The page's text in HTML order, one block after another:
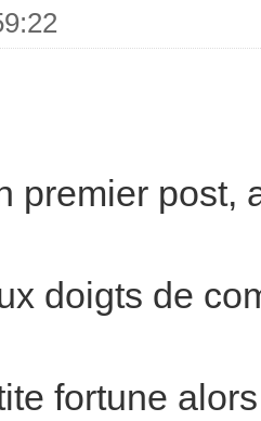
premier post,
doigts de
fortune